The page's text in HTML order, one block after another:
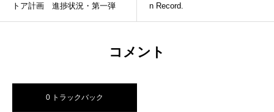
トア計画 進捗状況・第一弾
n Record.
コメント
0 トラックバック